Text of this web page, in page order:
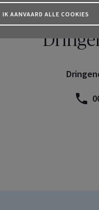
IK AANVAARD ALLE COOKIES